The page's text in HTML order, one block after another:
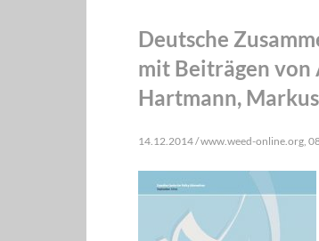
Deutsche
mit Beiträgen von
Hartmann,
14.12.2014 / www.weed-online.org,